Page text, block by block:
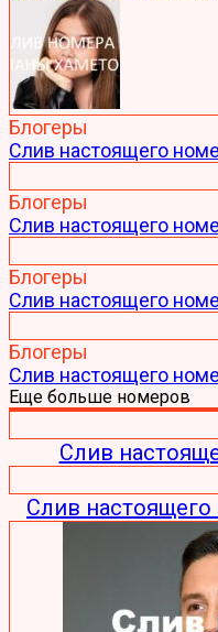
Блогеры
Слив настоящего
Блогеры
Слив настоящего
Блогеры
Слив настоящего
Блогеры
Слив настоящего
Еще больше номеров
Слив
Слив